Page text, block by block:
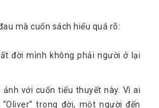
gần nhất tới ý tôi muốn nói, Ở lại
sẽ không gây động, sẽ không kể với
hiệu nào cả sao
Oliver thì sao? Anh có tình cảm gì
kia không? Anh chàng Oliver 24
(ngôi sao điện ảnh) với đôi mắt
mà cuốn sách hiểu quá rõ:
đời mình không phải người ở lại
với cuốn tiểu thuyết này. Vì ai
trong đời, một người đến